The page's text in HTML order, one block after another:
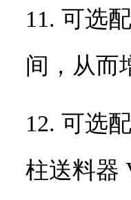
11. 可选
间，从而
12. 可选
柱送料器